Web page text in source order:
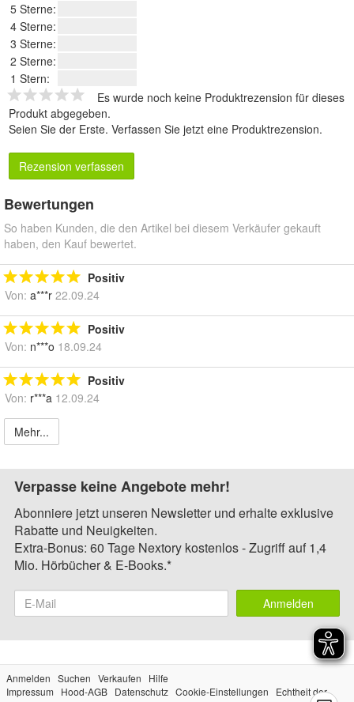
5 Sterne:
4 Sterne:
3 Sterne:
2 Sterne:
1 Stern:
Es wurde noch keine Produktrezension für dieses
Produkt abgegeben.
Seien Sie der Erste. Verfassen Sie jetzt eine Produktrezension.
Rezension verfassen
Bewertungen
So haben Kunden, die den Artikel bei diesem Verkäufer gekauft
haben, den Kauf bewertet.
Positiv
Von: a***r 22.09.24
Positiv
Von: n***o 18.09.24
Positiv
Von: r***a 12.09.24
Mehr...
Verpasse keine Angebote mehr!
Abonniere jetzt unseren Newsletter und erhalte exklusive
Rabatte und Neuigkeiten.
Extra-Bonus: 60 Tage Nextory kostenlos - Zugriff auf 1,4
Mio. Hörbücher & E-Books.*
Anmelden
Anmelden Suchen Verkaufen
Hilfe
Impressum
Hood-AGB Datenschutz Cookie-Einstellungen
Echtheit der